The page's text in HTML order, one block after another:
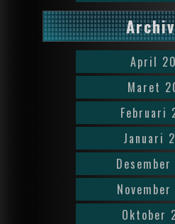
April
Maret
Februari
Januari
Oktober